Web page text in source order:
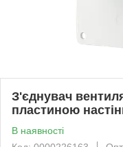
З'єднувач
пластиною
В наявності